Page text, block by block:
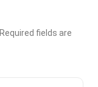
Required fields are